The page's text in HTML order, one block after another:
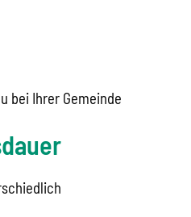
bei Ihrer Gemeinde